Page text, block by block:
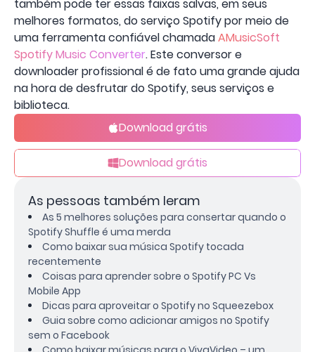
também pode ter essas faixas salvas, em seus
melhores formatos, do serviço Spotify por meio de
uma ferramenta confiável chamadaAMusicSoft
Spotify Music Converter. Este conversor e
downloader profissional é de fato uma grande ajuda
na hora de desfrutar do Spotify, seus serviços e
biblioteca.
Download grátis
Download grátis
As pessoas também leram
As 5 melhores soluções para consertar quando o
Spotify Shuffle é uma merda
Como baixar sua música Spotify tocada
recentemente
Coisas para aprender sobre o Spotify PC Vs
Mobile App
Dicas para aproveitar o Spotify no Squeezebox
Guia sobre como adicionar amigos no Spotify
sem o Facebook